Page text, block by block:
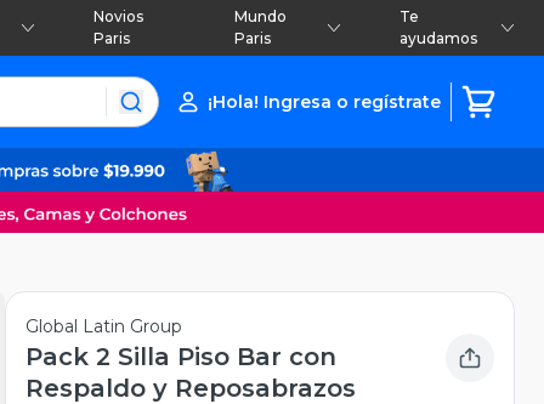
Novios
Paris
Mundo
Paris
Te
ayudamos
¡Hola! Ingresa o regístrate
Global Latin Group
Pack 2 Silla Piso Bar con
Respaldo y Reposabrazos